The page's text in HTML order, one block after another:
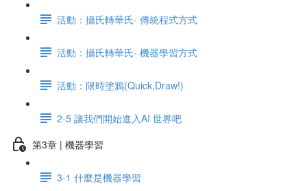
活動：攝氏轉華氏- 傳統程式方式
活動：攝氏轉華氏- 機器學習方式
活動：限時塗鴉(Quick,Draw!)
2-5 讓我們開始進入AI 世界吧
第3章 | 機器學習
3-1 什麼是機器學習